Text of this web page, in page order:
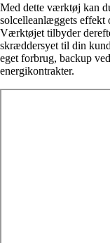
Med dette værktøj kan
solcelleanlæggets effekt
Værktøjet tilbyder
skræddersyet til din
eget forbrug, backup
energikontrakter.